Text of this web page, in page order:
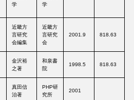
学
学
近畿方
言研究
会編集
近畿方
言研究
会
2001.9 818.63
金沢裕
之著
和泉書
院
1998.5 818.63
真田信
治著
PHP研
究所
2001